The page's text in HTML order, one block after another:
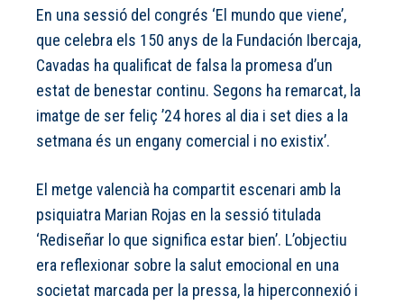
En una sessió del congrés ‘El mundo que viene’,
que celebra els 150 anys de la Fundación Ibercaja,
Cavadas ha qualificat de falsa la promesa d’un
estat de benestar continu. Segons ha remarcat, la
imatge de ser feliç ’24 hores al dia i set dies a la
setmana és un engany comercial i no existix’.
El metge valencià ha compartit escenari amb la
psiquiatra Marian Rojas en la sessió titulada
‘Rediseñar lo que significa estar bien’. L’objectiu
era reflexionar sobre la salut emocional en una
societat marcada per la pressa, la hiperconnexió i